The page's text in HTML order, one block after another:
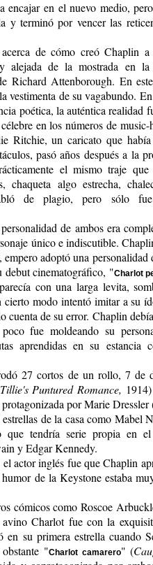
en el nuevo medio,
y terminó por vencer las
de cómo creó Chaplin a
alejada de la mostrada en la
Richard Attenborough. En
vestimenta de su vagabundo.
poética, la auténtica realidad
en los números de
Ritchie, un caricato que había
pasó años después a la
el mismo traje que
chaqueta algo estrecha,
de plagio, pero sólo
de ambos era
único e indiscutible.
adoptó una personalidad
debut cinematográfico, "Charlot
con una larga levita,
cierto modo intentó imitar a su
cuenta de su error. Chaplin
fue moldeando su
aprendidas en su estancia
27 cortos de un rollo, 7 de
Tillie's Puntured Romance,
por Marie
de la casa como Mabel
que tendría serie propia en
y Edgar Kennedy.
actor inglés fue que Chaplin
de la Keystone estaba
cómicos como Roscoe
Charlot fue con la
su primera estrella cuando
"Charlot camarero" (